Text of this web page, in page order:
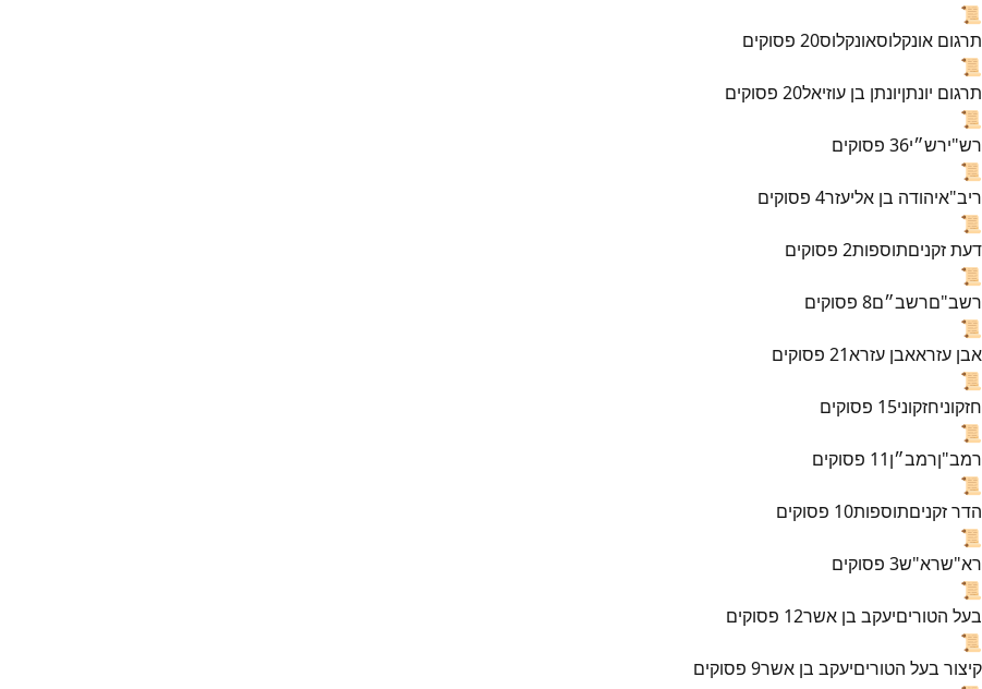
📜
תרגום אונקלוסאונקלוס20 פסוקים
📜
תרגום יונתןיונתן בן עוזיאל20 פסוקים
📜
רש"ירש״י36 פסוקים
📜
ריב"איהודה בן אליעזר4 פסוקים
📜
דעת זקניםתוספות2 פסוקים
📜
רשב"םרשב״ם8 פסוקים
📜
אבן עזראאבן עזרא21 פסוקים
📜
חזקוניחזקוני15 פסוקים
📜
רמב"ןרמב״ן11 פסוקים
📜
הדר זקניםתוספות10 פסוקים
📜
רא"שרא"ש3 פסוקים
📜
בעל הטוריםיעקב בן אשר12 פסוקים
📜
קיצור בעל הטוריםיעקב בן אשר9 פסוקים